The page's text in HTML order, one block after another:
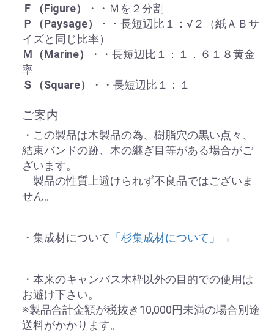
Ｆ（Figure）
・・Ｍを２分割
Ｐ（Paysage）
・・長短辺比１：√２（紙ＡＢサ
イズと同じ比率）
Ｍ（Marine）
・・長短辺比１：１．６１８黄金
率
Ｓ（Square）
・・長短辺比１：１
ご案内
・この製品は木製品の為、樹脂穴の黒い点々、
結束バンドの跡、木の継ぎ目等がある場合がご
ざいます。
製品の性質上避けられず不良品ではございま
せん。
・集成材について 「杉集成材について」→
・本来のキャンバス木枠以外の目的での使用は
お避け下さい。
※製品合計金額が税抜き10,000円未満の場合別途
送料がかかります。